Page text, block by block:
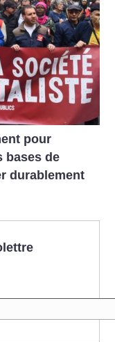
pour
bases de
durablement